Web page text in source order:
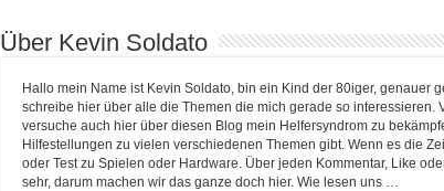
Über Kevin Soldato
Hallo mein Name ist Kevin Soldato, bin ein Kind der 80iger, genauer
schreibe hier über alle die Themen die mich gerade so interessieren.
versuche auch hier über diesen Blog mein Helfersyndrom zu
Hilfestellungen zu vielen verschiedenen Themen gibt. Wenn es die
oder Test zu Spielen oder Hardware. Über jeden Kommentar, Like
sehr, darum machen wir das ganze doch hier. Wie lesen uns …